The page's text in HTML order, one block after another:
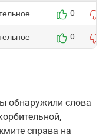
0
0
обнаружили слова
справа на